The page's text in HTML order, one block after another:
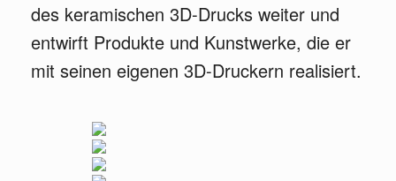
des keramischen 3D-Drucks weiter und
entwirft Produkte und Kunstwerke, die er
mit seinen eigenen 3D-Druckern realisiert.